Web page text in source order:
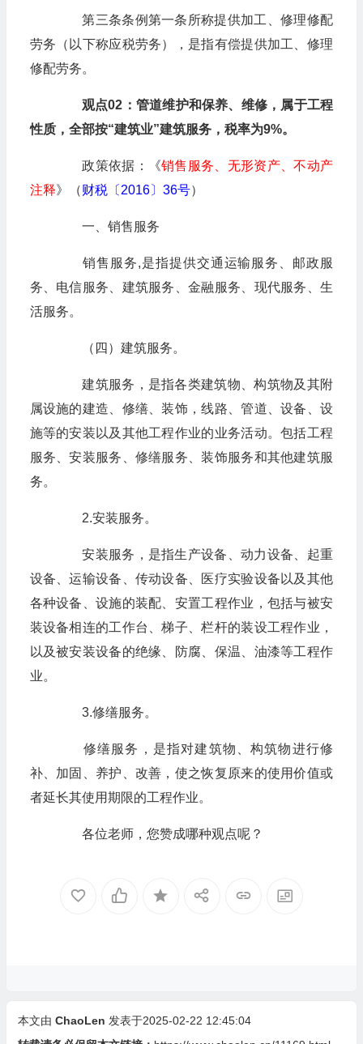
第三条条例第一条所称提供加工、修理修配
劳务（以下称应税劳务），是指有偿提供加工、修理
修配劳务。
观点02：管道维护和保养、维修，属于工程
性质，全部按“建筑业”建筑服务，税率为9%。
政策依据：《销售服务、无形资产、不动产
注释》（财税〔2016〕36号）
一、销售服务
销售服务,是指提供交通运输服务、邮政服
务、电信服务、建筑服务、金融服务、现代服务、生
活服务。
（四）建筑服务。
建筑服务，是指各类建筑物、构筑物及其附
属设施的建造、修缮、装饰，线路、管道、设备、设
施等的安装以及其他工程作业的业务活动。包括工程
服务、安装服务、修缮服务、装饰服务和其他建筑服
务。
2.安装服务。
安装服务，是指生产设备、动力设备、起重
设备、运输设备、传动设备、医疗实验设备以及其他
各种设备、设施的装配、安置工程作业，包括与被安
装设备相连的工作台、梯子、栏杆的装设工程作业，
以及被安装设备的绝缘、防腐、保温、油漆等工程作
业。
3.修缮服务。
修缮服务，是指对建筑物、构筑物进行修
补、加固、养护、改善，使之恢复原来的使用价值或
者延长其使用期限的工程作业。
各位老师，您赞成哪种观点呢？
本文由 ChaoLen 发表于2025-02-22 12:45:04